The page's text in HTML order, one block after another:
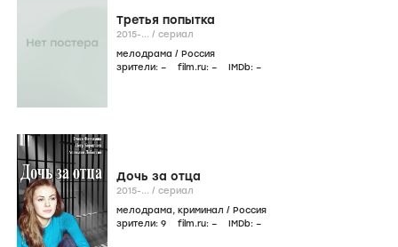
Третья попытка
2015-... / сериал
мелодрама / Россия
зрители: – film.ru: – IMDb: –
Дочь за отца
2015-... / сериал
мелодрама, криминал / Россия
зрители: 9 film.ru: – IMDb: –